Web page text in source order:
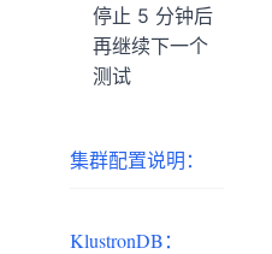
停止 5 分钟后
再继续下一个
测试
集群配置说明：
KlustronDB：